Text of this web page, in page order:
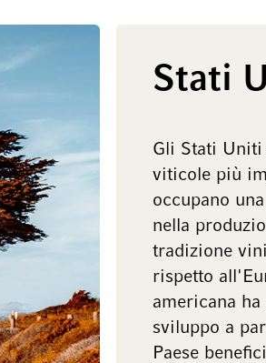
Stati
Gli Stati Uniti
viticole più
occupano
nella
tradizione
rispetto
americana
sviluppo a
Paese